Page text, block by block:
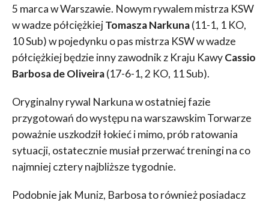
5 marca w Warszawie. Nowym rywalem mistrza KSW
w wadze półciężkiejTomasza Narkuna(11-1, 1 KO,
10 Sub) w pojedynku o pas mistrza KSW w wadze
półciężkiej będzie inny zawodnik z Kraju KawyCassio
Barbosa de Oliveira(17-6-1, 2 KO, 11 Sub).
Oryginalny rywal Narkuna w ostatniej fazie
przygotowań do występu na warszawskim Torwarze
poważnie uszkodził łokieć i mimo, prób ratowania
sytuacji, ostatecznie musiał przerwać treningi na co
najmniej cztery najbliższe tygodnie.
Podobnie jak Muniz, Barbosa to również posiadacz